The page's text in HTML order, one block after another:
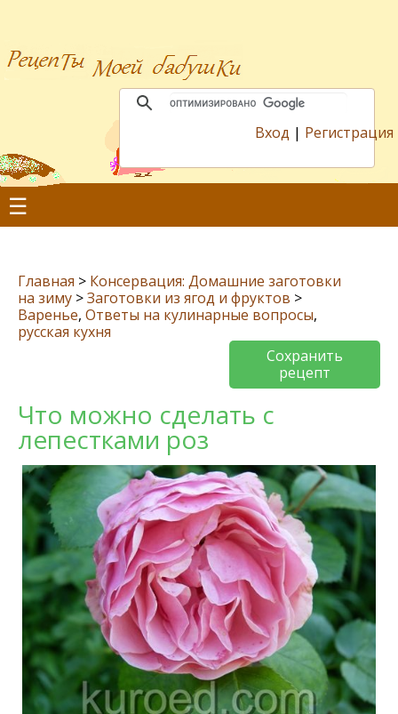
Вход | Регистрация
☰
Главная > Консервация: Домашние заготовки
на зиму >Заготовки из ягод и фруктов >
Варенье, Ответы на кулинарные вопросы,
русская кухня
Сохранить
рецепт
Что можно сделать с
лепестками роз